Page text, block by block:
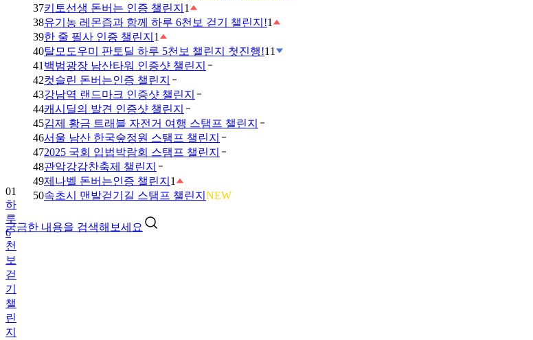
37키토선생 돈버는 인증 챌린지 1
38유기농 레몬즙과 함께 하루 6천보 걷기 챌린지!1
39한 줄 필사 인증 챌린지 1
40탈모도우미 판토딜 하루 5천보 챌린지 첫진행!11
41 백범광장 남산타워 인증샷 챌린지
42컷슬린 돈버는인증 챌린지
43강남역 랜드마크 인증샷 챌린지
44캐시딜의 발견 인증샷 챌린지
45김제 황금 트래블 자전거 여행 스탬프 챌린지
46서울 남산 한국숲정원 스탬프 챌린지
472025 국회 입법박람회 스탬프 챌린지
48관악강감찬축제 챌린지
49제나벨 돈버는인증 챌린지 1
50속초시 맨발걷기길 스탬프 챌린지 NEW
궁금한 내용을 검색해보세요
01
하
루
6
천
보
걷
기
챌
린
지